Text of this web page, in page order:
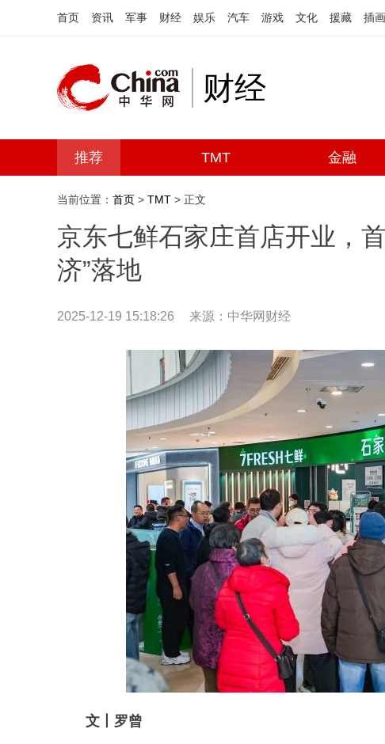
首页 资讯 军事 财经 娱乐 汽车 游戏 文化 援藏 插画
财经
推荐 TMT 金融
当前位置： 首页 > TMT > 正文
京东七鲜石家庄首店开业，
济”落地
2025-12-19 15:18:26 来源：中华网财经
文丨罗曾